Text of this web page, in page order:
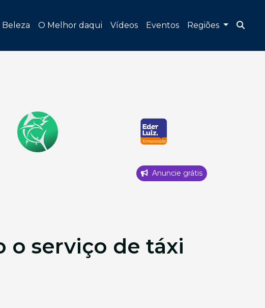
Beleza O Melhor daqui Vídeos Eventos Regiões
Anuncie grátis
o serviço de táxi